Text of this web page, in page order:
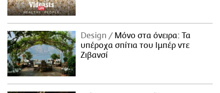
Design
Μόνο στα όνειρα: Τα
υπέροχα σπίτια του Ιμπέρ ντε
Ζιβανσί